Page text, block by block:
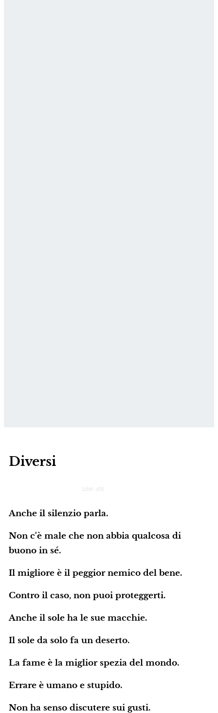
Diversi
1210 - 871
Anche il silenzio parla.
Non c'è male che non abbia qualcosa di
buono in sé.
Il migliore è il peggior nemico del bene.
Contro il caso, non puoi proteggerti.
Anche il sole ha le sue macchie.
Il sole da solo fa un deserto.
La fame è la miglior spezia del mondo.
Errare è umano e stupido.
Non ha senso discutere sui gusti.